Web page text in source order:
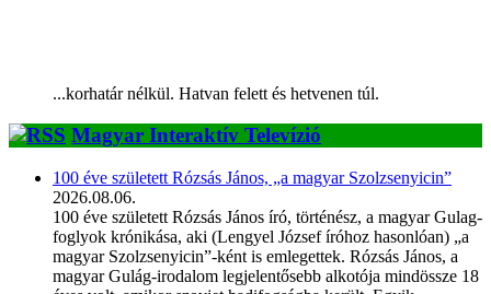
...korhatár nélkül. Hatvan felett és hetvenen túl.
Magyar Interaktív Televízió
100 éve született Rózsás János, „a magyar Szolzsenyicin”
2026.08.06.
100 éve született Rózsás János író, történész, a magyar Gulag-
foglyok krónikása, aki (Lengyel József íróhoz hasonlóan) „a
magyar Szolzsenyicin”-ként is emlegettek. Rózsás János, a
magyar Gulág-irodalom legjelentősebb alkotója mindössze 18